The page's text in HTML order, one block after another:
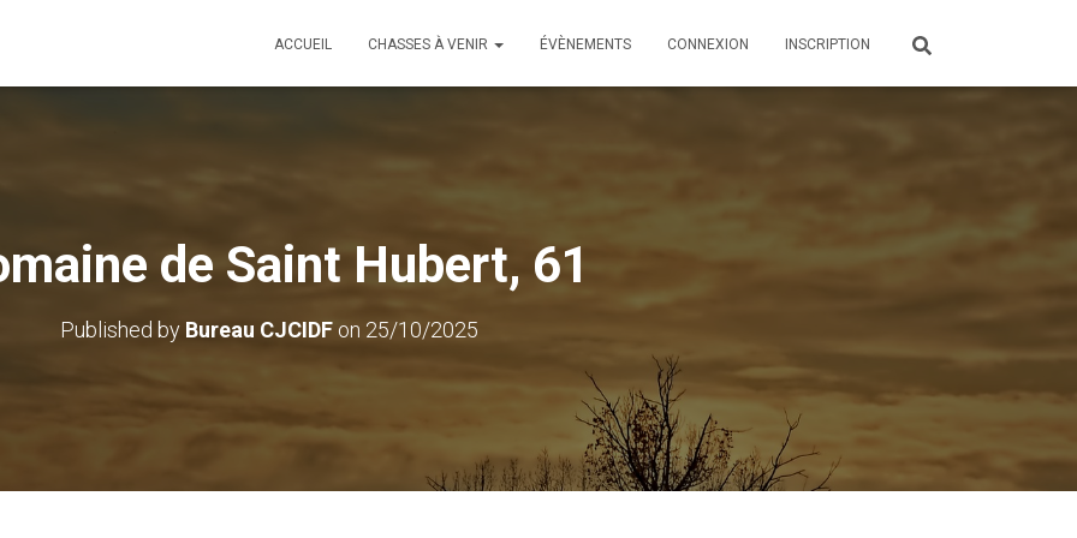
ACCUEIL CHASSES À VENIR ÉVÈNEMENTS CONNEXION INSCRIPTION
de Saint Hubert, 61
Published by Bureau CJCIDF on 25/10/2025